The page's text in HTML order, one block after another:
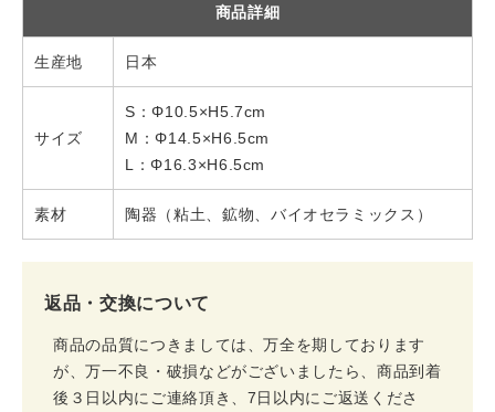
商品詳細
生産地 日本
サイズ
S：Φ10.5×H5.7cm
M：Φ14.5×H6.5cm
L：Φ16.3×H6.5cm
素材 陶器（粘土、鉱物、バイオセラミックス）
返品・交換について
商品の品質につきましては、万全を期しております
が、万一不良・破損などがございましたら、商品到着
後３日以内にご連絡頂き、7日以内にご返送くださ